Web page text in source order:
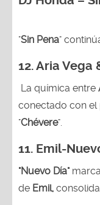
"Sin Pena"
12. Aria Vega
La química entre
conectado con
"Chévere".
11. Emil-
"Nuevo Día"
de Emil,